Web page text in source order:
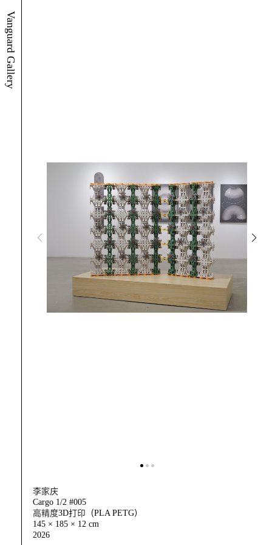
Vanguard Gallery
李家庆
Cargo 1/2 #005
高精度3D打印（PLA PETG）
145 × 185 × 12 cm
2026